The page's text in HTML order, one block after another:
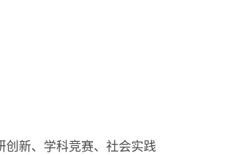
创新、学科竞赛、社会实践